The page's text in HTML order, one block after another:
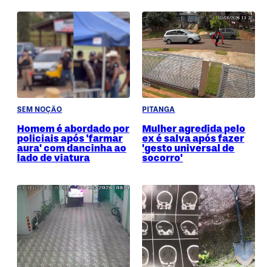
SEM NOÇÃO
Homem é abordado por
policiais após 'farmar
aura' com dancinha ao
lado de viatura
PITANGA
Mulher agredida pelo
ex é salva após fazer
'gesto universal de
socorro'